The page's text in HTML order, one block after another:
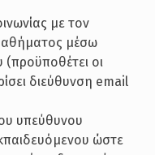
με τον
μέσω
(προϋποθέτει οι
διεύθυνση email
υπεύθυνου
ώστε